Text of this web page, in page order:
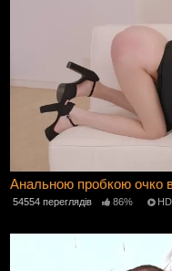
Анальною пробкою очко
54554 переглядів 86% HD